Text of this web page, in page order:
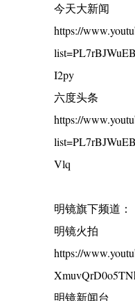
今天大新闻
https://
I2py
六度头条
https://
Vlq
明镜旗下频道：
明镜火拍
https://
明镜新闻台